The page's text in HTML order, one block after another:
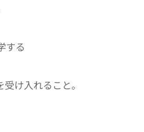
する
け入れること。